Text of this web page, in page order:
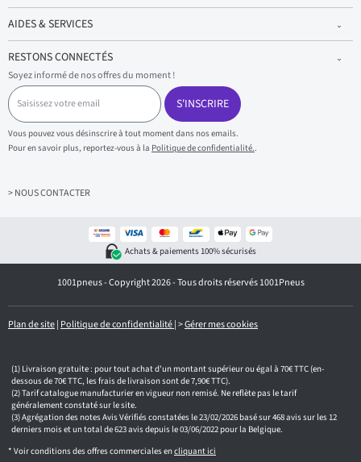
AIDES & SERVICES
RESTONS CONNECTÉS
Soyez informé de nos offres du moment !
S
a
i
s
i
s
z
i
l
S'INSCRIRE
Vous pouvez vous désinscrire à tout moment dans nos emails.
Pour en savoir plus, reportez-vous à la Politique de confidentialité..
> NOUS CONTACTER
Achats & paiements 100% sécurisés
1001pneus - Copyright 2026 - Tous droits réservés 1001Pneus
Plan de site| Politique de confidentialité|>Gérer mes cookies
Livraison gratuite : pour tout achat d'un montant supérieur ou égal à 70€ TTC (en-
dessous de 70€ TTC, les frais de livraison sont de 7,90€ TTC).
Tarif catalogue manufacturier en vigueur non remisé. Ne reflète pas le tarif
généralement constaté sur le site.
Agrégation des notes Avis Vérifiés constatées le 23/02/2026 basé sur 468 avis sur les 12
derniers mois et un total de 623 avis depuis le 03/06/2022 pour la Belgique.
* Voir conditions des offres commerciales encliquant ici